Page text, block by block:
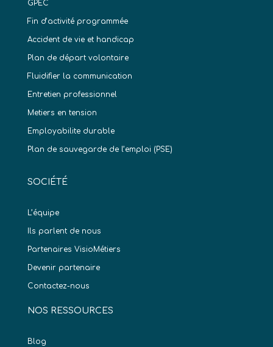
GPEC
Fin d’activité programmée
Accident de vie et handicap
Plan de départ volontaire
Fluidifier la communication
Entretien professionnel
Metiers en tension
Employabilite durable
Plan de sauvegarde de l’emploi (PSE)
SOCIÉTÉ
L’équipe
Ils parlent de nous
Partenaires VisioMétiers
Devenir partenaire
Contactez-nous
NOS RESSOURCES
Blog